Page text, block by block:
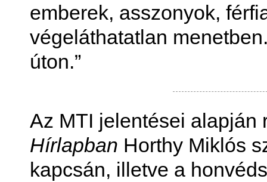
emberek, asszonyok,
végeláthatatlan
úton.”
Az MTI jelentései
Hírlapban Horthy Miklós
kapcsán, illetve a